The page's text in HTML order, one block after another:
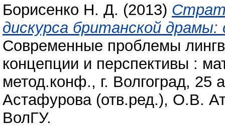
Борисенко Н. Д. (2013)
дискурса британской
Современные проблемы
концепции и перспективы :
метод.конф., г. Волгоград, 25
Астафурова (отв.ред.), О.В.
ВолГУ.